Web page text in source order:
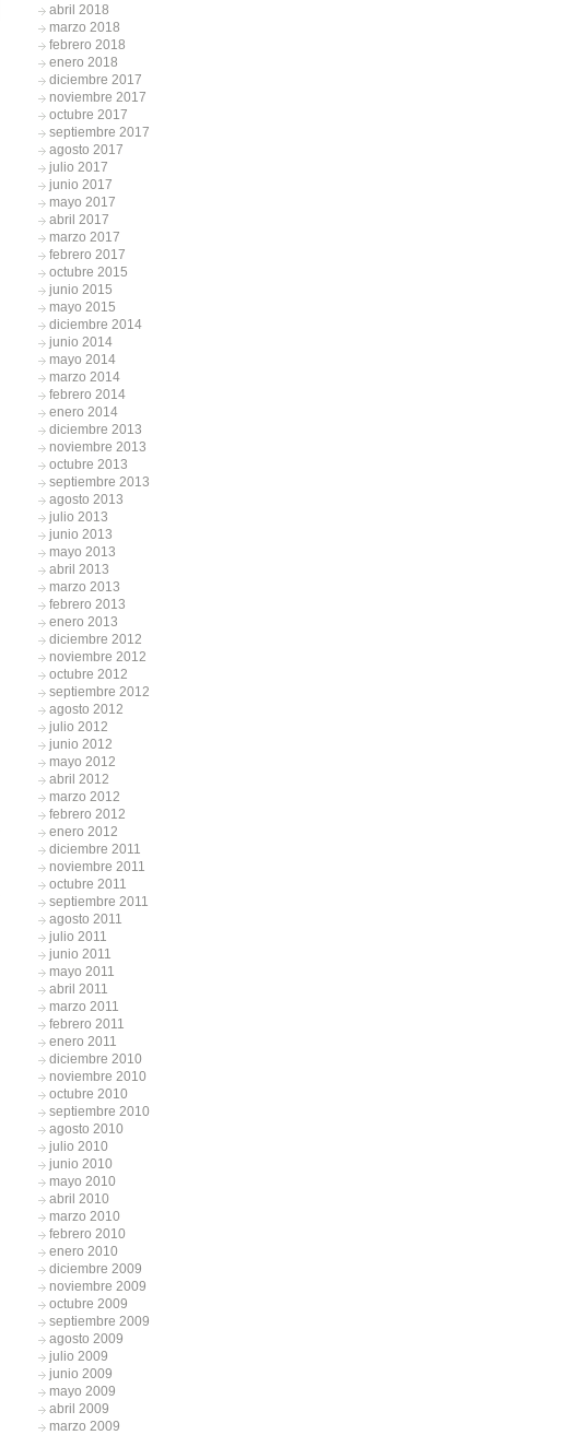
abril 2018
marzo 2018
febrero 2018
enero 2018
diciembre 2017
noviembre 2017
octubre 2017
septiembre 2017
agosto 2017
julio 2017
junio 2017
mayo 2017
abril 2017
marzo 2017
febrero 2017
octubre 2015
junio 2015
mayo 2015
diciembre 2014
junio 2014
mayo 2014
marzo 2014
febrero 2014
enero 2014
diciembre 2013
noviembre 2013
octubre 2013
septiembre 2013
agosto 2013
julio 2013
junio 2013
mayo 2013
abril 2013
marzo 2013
febrero 2013
enero 2013
diciembre 2012
noviembre 2012
octubre 2012
septiembre 2012
agosto 2012
julio 2012
junio 2012
mayo 2012
abril 2012
marzo 2012
febrero 2012
enero 2012
diciembre 2011
noviembre 2011
octubre 2011
septiembre 2011
agosto 2011
julio 2011
junio 2011
mayo 2011
abril 2011
marzo 2011
febrero 2011
enero 2011
diciembre 2010
noviembre 2010
octubre 2010
septiembre 2010
agosto 2010
julio 2010
junio 2010
mayo 2010
abril 2010
marzo 2010
febrero 2010
enero 2010
diciembre 2009
noviembre 2009
octubre 2009
septiembre 2009
agosto 2009
julio 2009
junio 2009
mayo 2009
abril 2009
marzo 2009